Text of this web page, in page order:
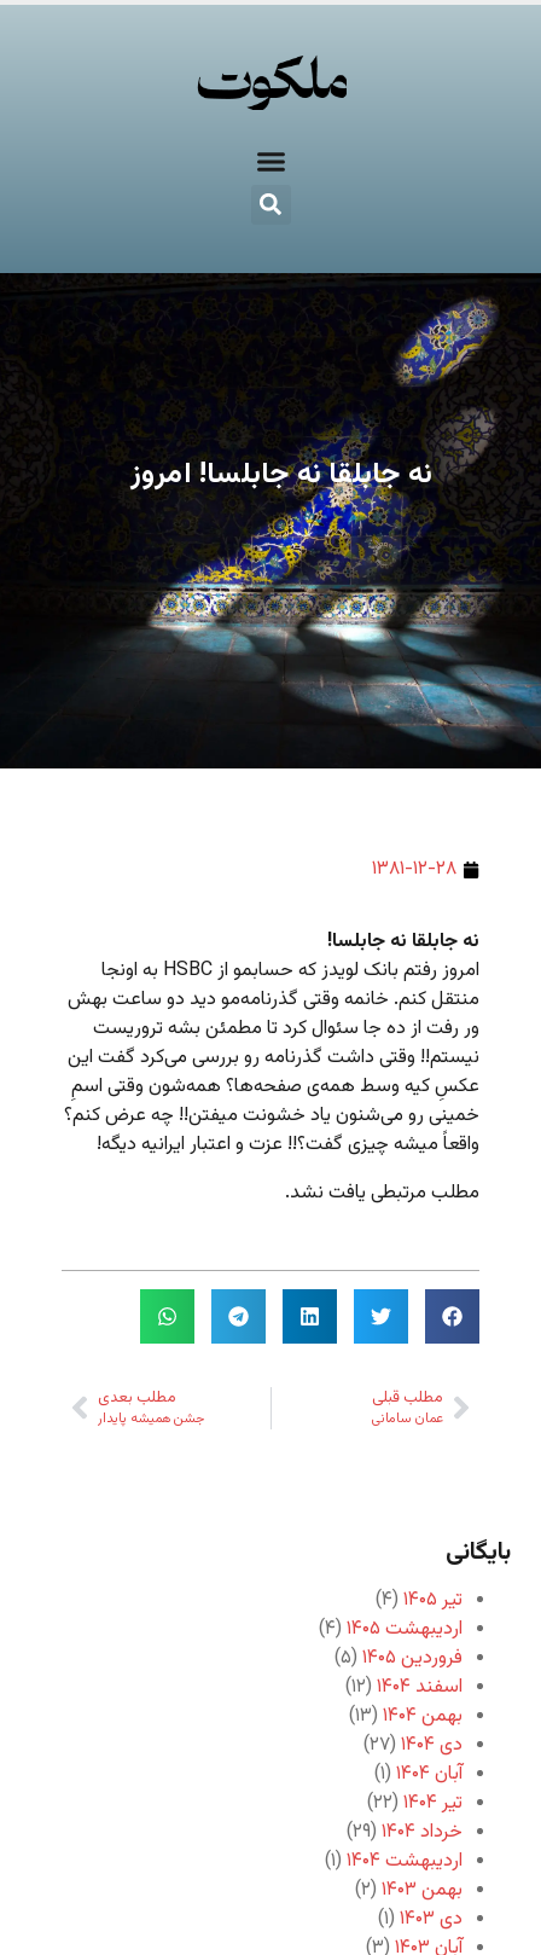
نه جابلقا نه جابلسا! امروز
۱۳۸۱-۱۲-۲۸
نه جابلقا نه جابلسا!
امروز رفتم بانک لویدز که حسابمو از HSBC به اونجا
منتقل کنم. خانمه وقتی گذرنامه‌مو دید دو ساعت بهش
ور رفت از ده جا سئوال کرد تا مطمئن بشه تروریست
نیستم!! وقتی داشت گذرنامه رو بررسی می‌کرد گفت این
عکسِ کیه وسط همه‌ی صفحه‌ها؟ همه‌شون وقتی اسمِ
خمینی رو می‌شنون یاد خشونت میفتن!! چه عرض کنم؟
واقعاً میشه چیزی گفت؟!! عزت و اعتبار ایرانیه دیگه!
مطلب مرتبطی یافت نشد.
مطلب قبلی
عمان سامانی
مطلب بعدی
جشن همیشه پایدار
بایگانی
تیر ۱۴۰۵
(۴)
اردیبهشت ۱۴۰۵
(۴)
فروردین ۱۴۰۵
(۵)
اسفند ۱۴۰۴
(۱۲)
بهمن ۱۴۰۴
(۱۳)
دی ۱۴۰۴
(۲۷)
آبان ۱۴۰۴
(۱)
تیر ۱۴۰۴
(۲۲)
خرداد ۱۴۰۴
(۲۹)
اردیبهشت ۱۴۰۴
(۱)
بهمن ۱۴۰۳
(۲)
دی ۱۴۰۳
(۱)
آبان ۱۴۰۳
(۳)